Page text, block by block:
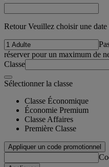
Retour Veuillez choisir une date
réserver pour un maximum de
Classe
Sélectionner la classe
Classe Économique
Économie Premium
Classe Affaires
Première Classe
Appliquer un code promotionnel